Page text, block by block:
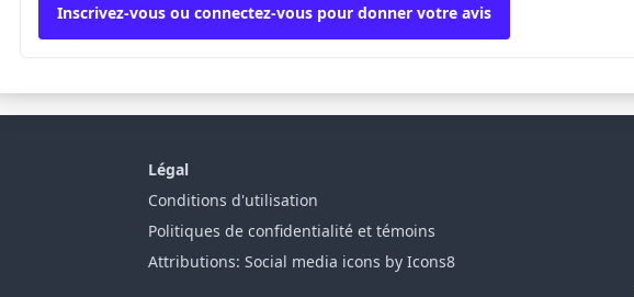
Inscrivez-vous ou connectez-vous pour donner votre avis
Légal
Conditions d'utilisation
Politiques de confidentialité et témoins
Attributions: Social media icons by Icons8